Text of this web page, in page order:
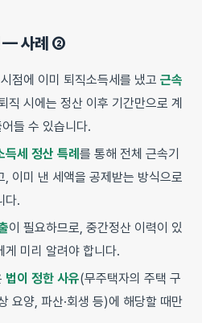
— 사례 ②
점에 이미 퇴직소득세를 냈고 근속
직 시에는 정산 이후 기간만으로 계
들 수 있습니다.
득세 정산 특례 를 통해 전체 근속기
이미 낸 세액을 공제받는 방식으로
다.
이 필요하므로, 중간정산 이력이 있
게 미리 알려야 합니다.
법이 정한 사유(무주택자의 주택 구
요양, 파산·회생 등)에 해당할 때만